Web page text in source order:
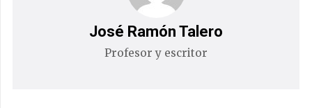
José Ramón Talero
Profesor y escritor